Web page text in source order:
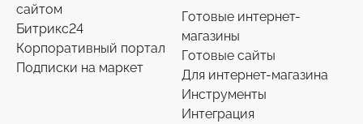
сайтом
Битрикс24
Корпоративный портал
Подписки на маркет
Готовые интернет-
магазины
Готовые сайты
Для интернет-магазина
Инструменты
Интеграция